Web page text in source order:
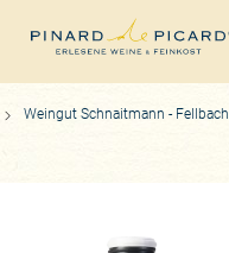
Weingut Schnaitmann - Fellbach